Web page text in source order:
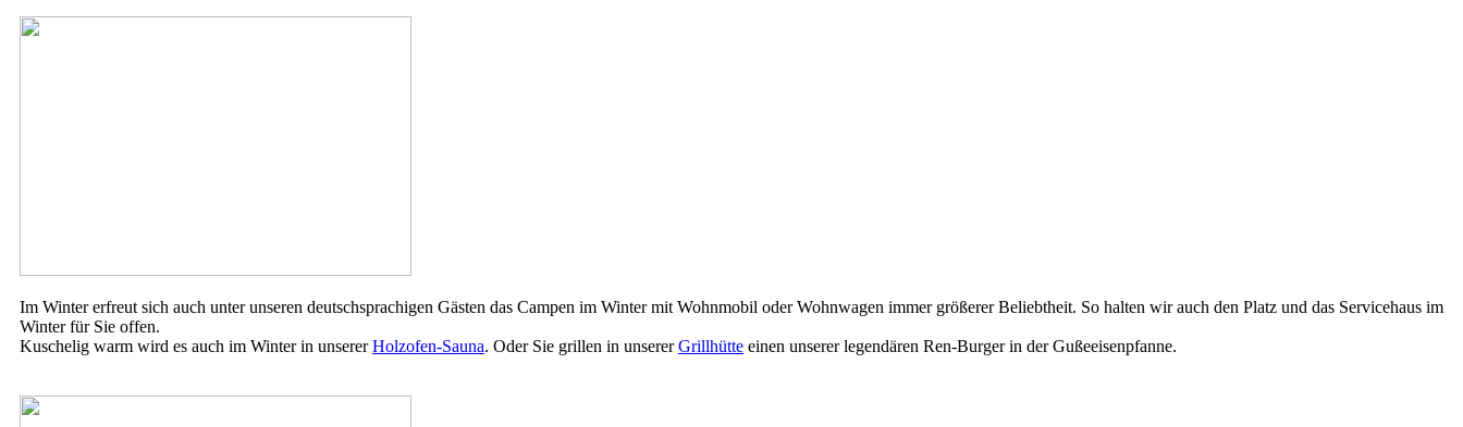
Im Winter erfreut sich auch unter unseren deutschsprachigen Gästen das Campen im Winter mit Wohnmobil oder Wohnwagen immer größerer Beliebtheit. So halten wir auch den Platz und das Servicehaus im
Winter für Sie offen.
Kuschelig warm wird es auch im Winter in unsererHolzofen-Sauna. Oder Sie grillen in unsererGrillhütte einen unserer legendären Ren-Burger in der Gußeeisenpfanne.